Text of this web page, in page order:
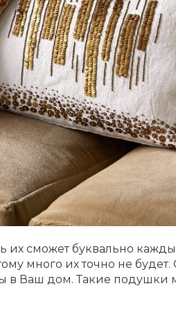
их сможет буквально
много их точно не будет.
в Ваш дом. Такие подушки